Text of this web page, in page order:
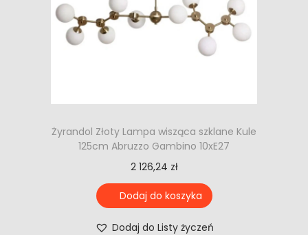
Żyrandol Złoty Lampa wisząca szklane Kule
125cm Abruzzo Gambino 10xE27
2 126,24 zł
Dodaj do koszyka
Dodaj do Listy życzeń